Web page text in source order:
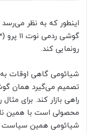
اینطور که به نظر
رونمایی کند.
شیائومی گاهی اوقات
تصمیم می‌گیرد همان
شیائومی همین سیاست